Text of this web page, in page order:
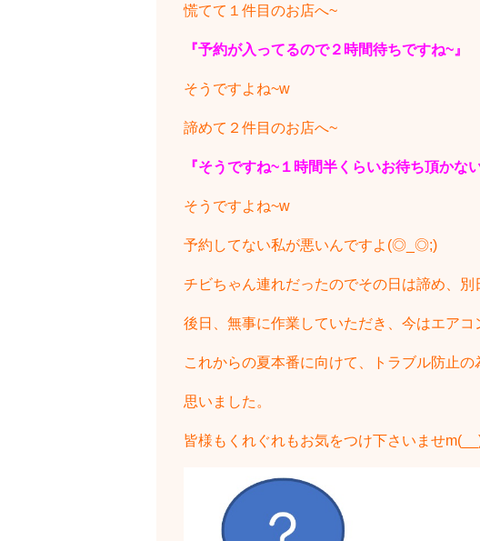
慌てて１件目のお店へ~
『予約が入ってるので２時間待ちですね~』
そうですよね~w
諦めて２件目のお店へ~
『そうですね~１時間半くらいお待ち頂かない
そうですよね~w
予約してない私が悪いんですよ(◎_◎;)
チビちゃん連れだったのでその日は諦め、
後日、無事に作業していただき、今はエアコ
これからの夏本番に向けて、トラブル防止
思いました。
皆様もくれぐれもお気をつけ下さいませ